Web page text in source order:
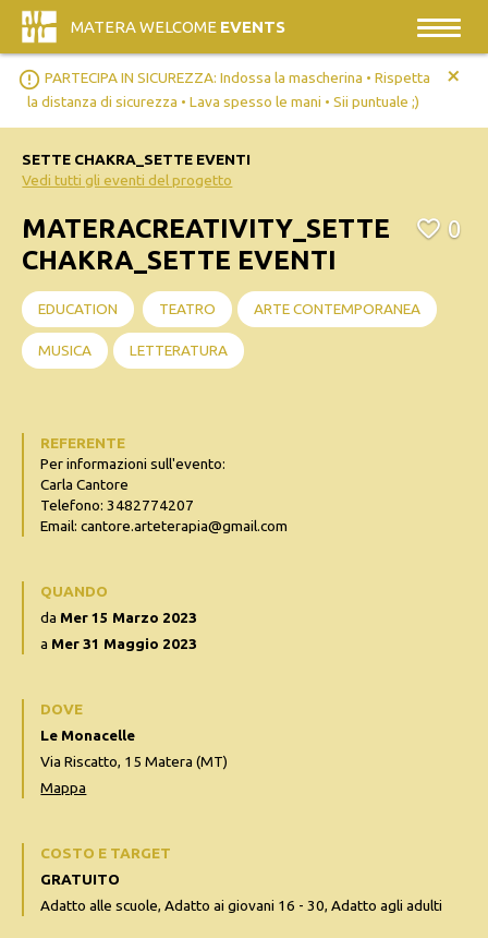
MATERA WELCOME EVENTS
error_outline PARTECIPA IN SICUREZZA: Indossa la mascherina • Rispetta
la distanza di sicurezza • Lava spesso le mani • Sii puntuale ;)
+
SETTE CHAKRA_SETTE EVENTI
Vedi tutti gli eventi del progetto
MATERACREATIVITY_SETTE
CHAKRA_SETTE EVENTI
0
EDUCATION TEATRO ARTE CONTEMPORANEA
MUSICA LETTERATURA
REFERENTE
Per informazioni sull'evento:
Carla Cantore
Telefono: 3482774207
Email: cantore.arteterapia@gmail.com
QUANDO
da Mer 15 Marzo 2023
a Mer 31 Maggio 2023
DOVE
Le Monacelle
Via Riscatto, 15 Matera (MT)
Mappa
COSTO E TARGET
GRATUITO
Adatto alle scuole, Adatto ai giovani 16 - 30, Adatto agli adulti